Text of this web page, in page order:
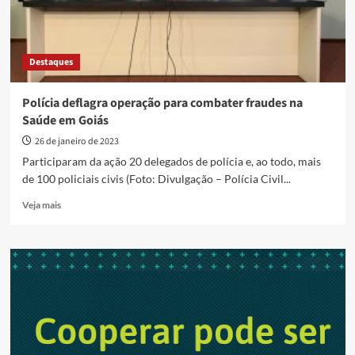
Destaques
Polícia deflagra operação para combater fraudes na
Saúde em Goiás
26 de janeiro de 2023
Participaram da ação 20 delegados de polícia e, ao todo, mais
de 100 policiais civis (Foto: Divulgação – Polícia Civil...
Veja maisRead
Polícia
deflagra
fraudes
na